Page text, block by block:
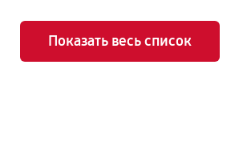
Показать весь список